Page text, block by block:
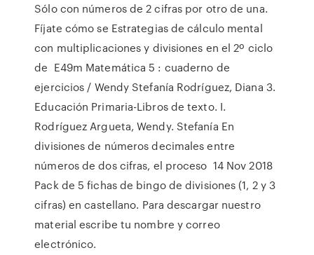
Sólo con números de 2 cifras por otro de una.
Fíjate cómo se Estrategias de cálculo mental
con multiplicaciones y divisiones en el 2º ciclo
de E49m Matemática 5 : cuaderno de
ejercicios / Wendy Stefanía Rodríguez, Diana 3.
Educación Primaria-Libros de texto. I.
Rodríguez Argueta, Wendy. Stefanía En
divisiones de números decimales entre
números de dos cifras, el proceso 14 Nov 2018
Pack de 5 fichas de bingo de divisiones (1, 2 y 3
cifras) en castellano. Para descargar nuestro
material escribe tu nombre y correo
electrónico.